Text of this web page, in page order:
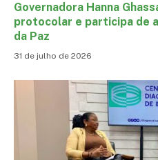
Governadora Hanna
protocolar e participa de
da Paz
31 de julho de 2026